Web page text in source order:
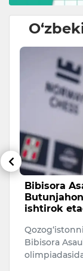
Bibisora
ishtirok
Bibisora